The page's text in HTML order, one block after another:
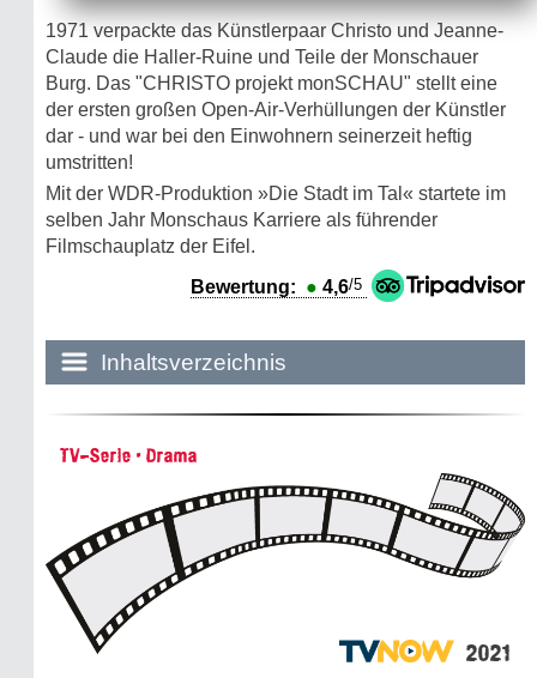
1971 verpackte das Künstlerpaar Christo und Jeanne-
Claude die Haller-Ruine und Teile der Monschauer
Burg. Das "CHRISTO projekt monSCHAU" stellt eine
der ersten großen Open-Air-Verhüllungen der Künstler
dar - und war bei den Einwohnern seinerzeit heftig
umstritten!
Mit der WDR-Produktion »Die Stadt im Tal« startete im
selben Jahr Monschaus Karriere als führender
Filmschauplatz der Eifel.
Bewertung: ● 4,6/5
Inhaltsverzeichnis
Historie:
Mythen, Märchen & Legenden (2025)
TV-Serie • Drama
2021